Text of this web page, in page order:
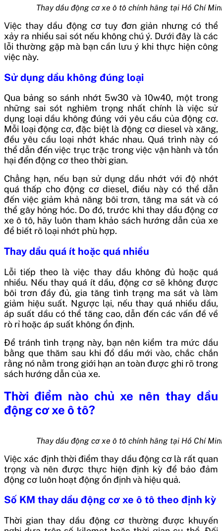
Thay dầu động cơ xe ô tô chính hãng tại Hồ Chí
Việc thay dầu động cơ tuy đơn giản nhưng có thể
xảy ra nhiều sai sót nếu không chú ý. Dưới đây là các
lỗi thường gặp mà bạn cần lưu ý khi thực hiện công
việc này.
Sử dụng dầu không đúng loại
Qua bảng so sánh nhớt 5w30 và 10w40, một trong
những sai sót nghiêm trọng nhất chính là việc sử
dụng loại dầu không đúng với yêu cầu của động cơ.
Mỗi loại động cơ, đặc biệt là động cơ diesel và xăng,
đều yêu cầu loại nhớt khác nhau. Quá trình này có
thể dẫn đến việc trục trặc trong việc vận hành và tổn
hại đến động cơ theo thời gian.
Chẳng hạn, nếu bạn sử dụng dầu nhớt với độ nhớt
quá thấp cho động cơ diesel, điều này có thể dẫn
đến việc giảm khả năng bôi trơn, tăng ma sát và có
thể gây hỏng hóc. Do đó, trước khi thay dầu động cơ
xe ô tô, hãy luôn tham khảo sách hướng dẫn của xe
để biết rõ loại nhớt phù hợp.
Thay dầu quá ít hoặc quá nhiều
Lỗi tiếp theo là việc thay dầu không đủ hoặc quá
nhiều. Nếu thay quá ít dầu, động cơ sẽ không được
bôi trơn đầy đủ, gia tăng tình trạng ma sát và làm
giảm hiệu suất. Ngược lại, nếu thay quá nhiều dầu,
áp suất dầu có thể tăng cao, dẫn đến các vấn đề về
rò rỉ hoặc áp suất không ổn định.
Để tránh tình trạng này, bạn nên kiểm tra mức dầu
bằng que thăm sau khi đổ dầu mới vào, chắc chắn
rằng nó nằm trong giới hạn an toàn được ghi rõ trong
sách hướng dẫn của xe.
Thời điểm nào chủ xe nên thay dầu
động cơ xe ô tô?
Thay dầu động cơ xe ô tô chính hãng tại Hồ Chí
Việc xác định thời điểm thay dầu động cơ là rất quan
trọng và nên được thực hiện định kỳ để bảo đảm
động cơ luôn hoạt động ổn định và hiệu quả.
Số KM thay dầu động cơ xe ô tô theo định kỳ
Thời gian thay dầu động cơ thường được khuyến